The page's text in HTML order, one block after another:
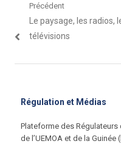
Navigation
de
Précédent
Article
précédent
Le paysage, les radios,
télévisions
Régulation et Médias
Plateforme des
de l’UEMOA et de la Guinée